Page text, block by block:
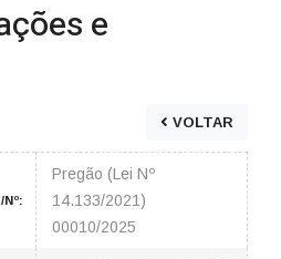
e
VOLTAR
Nº:
Pregão (Lei Nº
14.133/2021)
00010/2025